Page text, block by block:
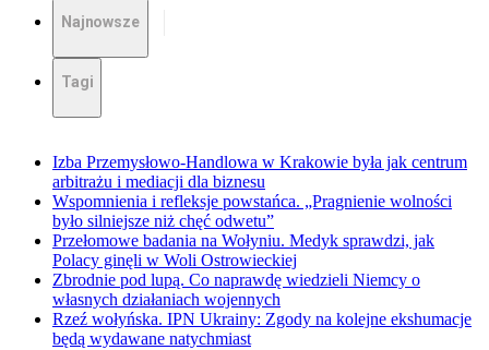
Najnowsze
Tagi
Izba Przemysłowo-Handlowa w Krakowie była jak centrum
arbitrażu i mediacji dla biznesu
Wspomnienia i refleksje powstańca. „Pragnienie wolności
było silniejsze niż chęć odwetu”
Przełomowe badania na Wołyniu. Medyk sprawdzi, jak
Polacy ginęli w Woli Ostrowieckiej
Zbrodnie pod lupą. Co naprawdę wiedzieli Niemcy o
własnych działaniach wojennych
Rzeź wołyńska. IPN Ukrainy: Zgody na kolejne ekshumacje
będą wydawane natychmiast